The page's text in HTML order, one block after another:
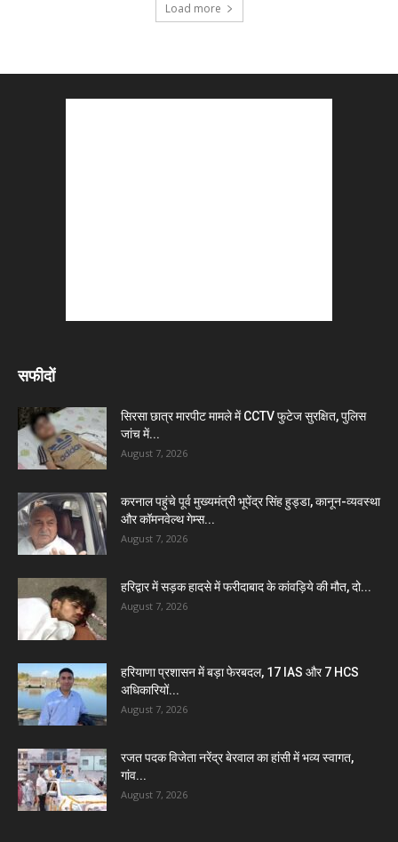
Load more
सफीदों
सिरसा छात्र मारपीट मामले में CCTV फुटेज सुरक्षित, पुलिस
जांच में...
August 7, 2026
करनाल पहुंचे पूर्व मुख्यमंत्री भूपेंद्र सिंह हुड्डा, कानून-व्यवस्था
और कॉमनवेल्थ गेम्स...
August 7, 2026
हरिद्वार में सड़क हादसे में फरीदाबाद के कांवड़िये की मौत, दो...
August 7, 2026
हरियाणा प्रशासन में बड़ा फेरबदल, 17 IAS और 7 HCS
अधिकारियों...
August 7, 2026
रजत पदक विजेता नरेंद्र बेरवाल का हांसी में भव्य स्वागत,
गांव...
August 7, 2026